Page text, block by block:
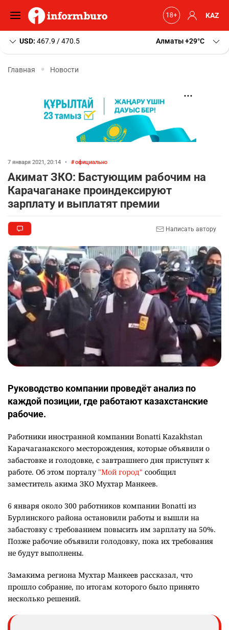
KAZ
USD: 467.9 / 470.5 Алматы+29 C
Главная Новости
7 января 2021, 20:14 • официально
Акимат ЗКО: Бастующим рабочим на
Карачаганаке проиндексируют
зарплату и выплатят премии
Написать автору
Руководство компании проведёт анализ по
каждой позиции, где работают казахстанские
рабочие.
Работники иностранной компании Bonatti Kazakhstan
Карачаганакского месторождения, которые объявили о
забастовке и голодовке, с завтрашнего дня приступят к
работе. Об этом порталу "Мой город" сообщил
заместитель акима ЗКО Мухтар Манкеев.
6 января около 300 работников компании Bonatti из
Бурлинского района остановили работы и вышли на
забастовку с требованием повысить им зарплату на 50%.
Позже рабочие объявили голодовку, пока их требования
не будут выполнены.
Замакима региона Мухтар Манкеев рассказал, что
прошло собрание, по итогам которого было принято
несколько решений.